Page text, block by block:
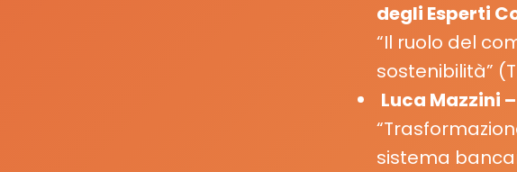
degli Esperti
“Il ruolo del
sostenibilità” (
Luca Mazzini –
sistema